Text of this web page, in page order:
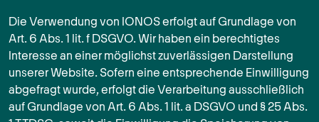
Die Verwendung von IONOS erfolgt auf Grundlage von
Art. 6 Abs. 1 lit. f DSGVO. Wir haben ein berechtigtes
Interesse an einer möglichst zuverlässigen Darstellung
unserer Website. Sofern eine entsprechende Einwilligung
abgefragt wurde, erfolgt die Verarbeitung ausschließlich
auf Grundlage von Art. 6 Abs. 1 lit. a DSGVO und § 25 Abs.